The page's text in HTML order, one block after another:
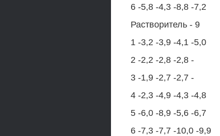
6 -5,8 -4,3 -8,8 -7,2
Растворитель - 9
1 -3,2 -3,9 -4,1 -5,0
2 -2,2 -2,8 -2,8 -
3 -1,9 -2,7 -2,7 -
4 -2,3 -4,9 -4,3 -4,8
5 -6,0 -8,9 -5,6 -6,7
6 -7,3 -7,7 -10,0 -9,9